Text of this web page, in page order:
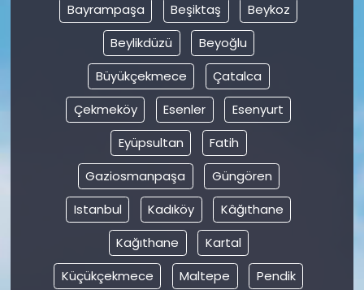
Bayrampaşa
Beşiktaş
Beykoz
Beylikdüzü
Beyoğlu
Büyükçekmece
Çatalca
Çekmeköy
Esenler
Esenyurt
Eyüpsultan
Fatih
Gaziosmanpaşa
Güngören
Istanbul
Kadıköy
Kâğıthane
Kağıthane
Kartal
Küçükçekmece
Maltepe
Pendik
Spor
Teknoloji
TÜRKiYE
Video Galeri
YAŞAM
Yazarlar